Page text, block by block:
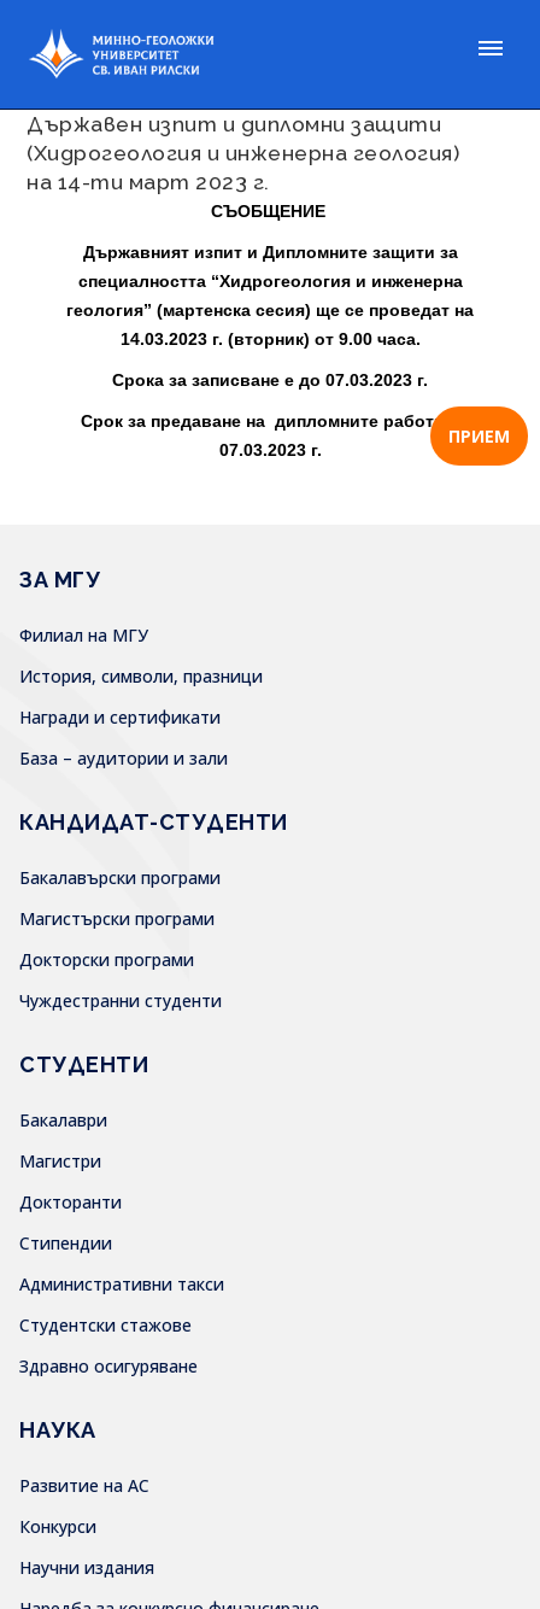
ПРИЕМ
Държавен изпит и дипломни защити
(Хидрогеология и инженерна геология)
на 14-ти март 2023 г.
СЪОБЩЕНИЕ
Държавният изпит и Дипломните защити за
специалността “Хидрогеология и инженерна
геология” (мартенска сесия) ще се проведат на
14.03.2023 г. (вторник) от 9.00 часа.
Срока за записване е до 07.03.2023 г.
Срок за предаване на дипломните работи –
07.03.2023 г.
ЗА МГУ
Филиал на МГУ
История, символи, празници
Награди и сертификати
База – аудитории и зали
КАНДИДАТ-СТУДЕНТИ
Бакалавърски програми
Магистърски програми
Докторски програми
Чуждестранни студенти
СТУДЕНТИ
Бакалаври
Магистри
Докторанти
Стипендии
Административни такси
Студентски стажове
Здравно осигуряване
НАУКА
Развитие на АС
Конкурси
Научни издания